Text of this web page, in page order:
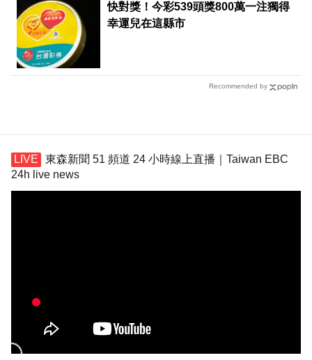
快對獎！今彩539頭獎800萬一注獨得
幸運兒在這縣市
Recommended by
東森新聞 51 頻道 24 小時線上直播｜Taiwan EBC
24h live news